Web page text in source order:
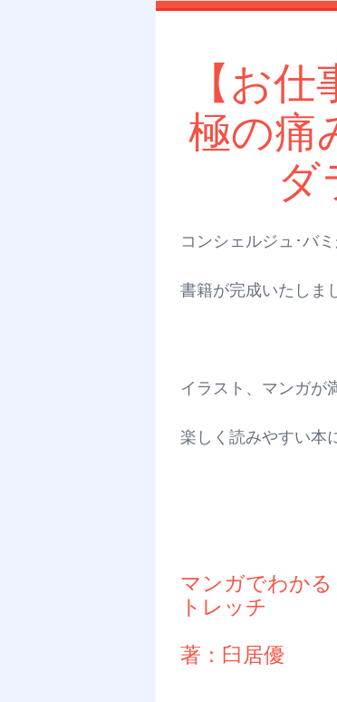
【お
極の痛
ダ
コンシェルジュ･バ
書籍が完成いたしま
イラスト、マンガが
楽しく読みやすい本
マンガでわか
トレッチ
著：臼居優